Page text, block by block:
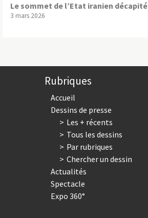
Le sommet de l’Etat iranien décapité
3 mars 2026
Rubriques
Accueil
Dessins de presse
Les + récents
Tous les dessins
Par rubriques
Chercher un dessin
Actualités
Spectacle
Expo 360°